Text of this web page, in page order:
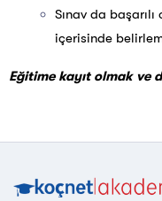
Sınav da
içerisinde
Eğitime kayıt olmak ve